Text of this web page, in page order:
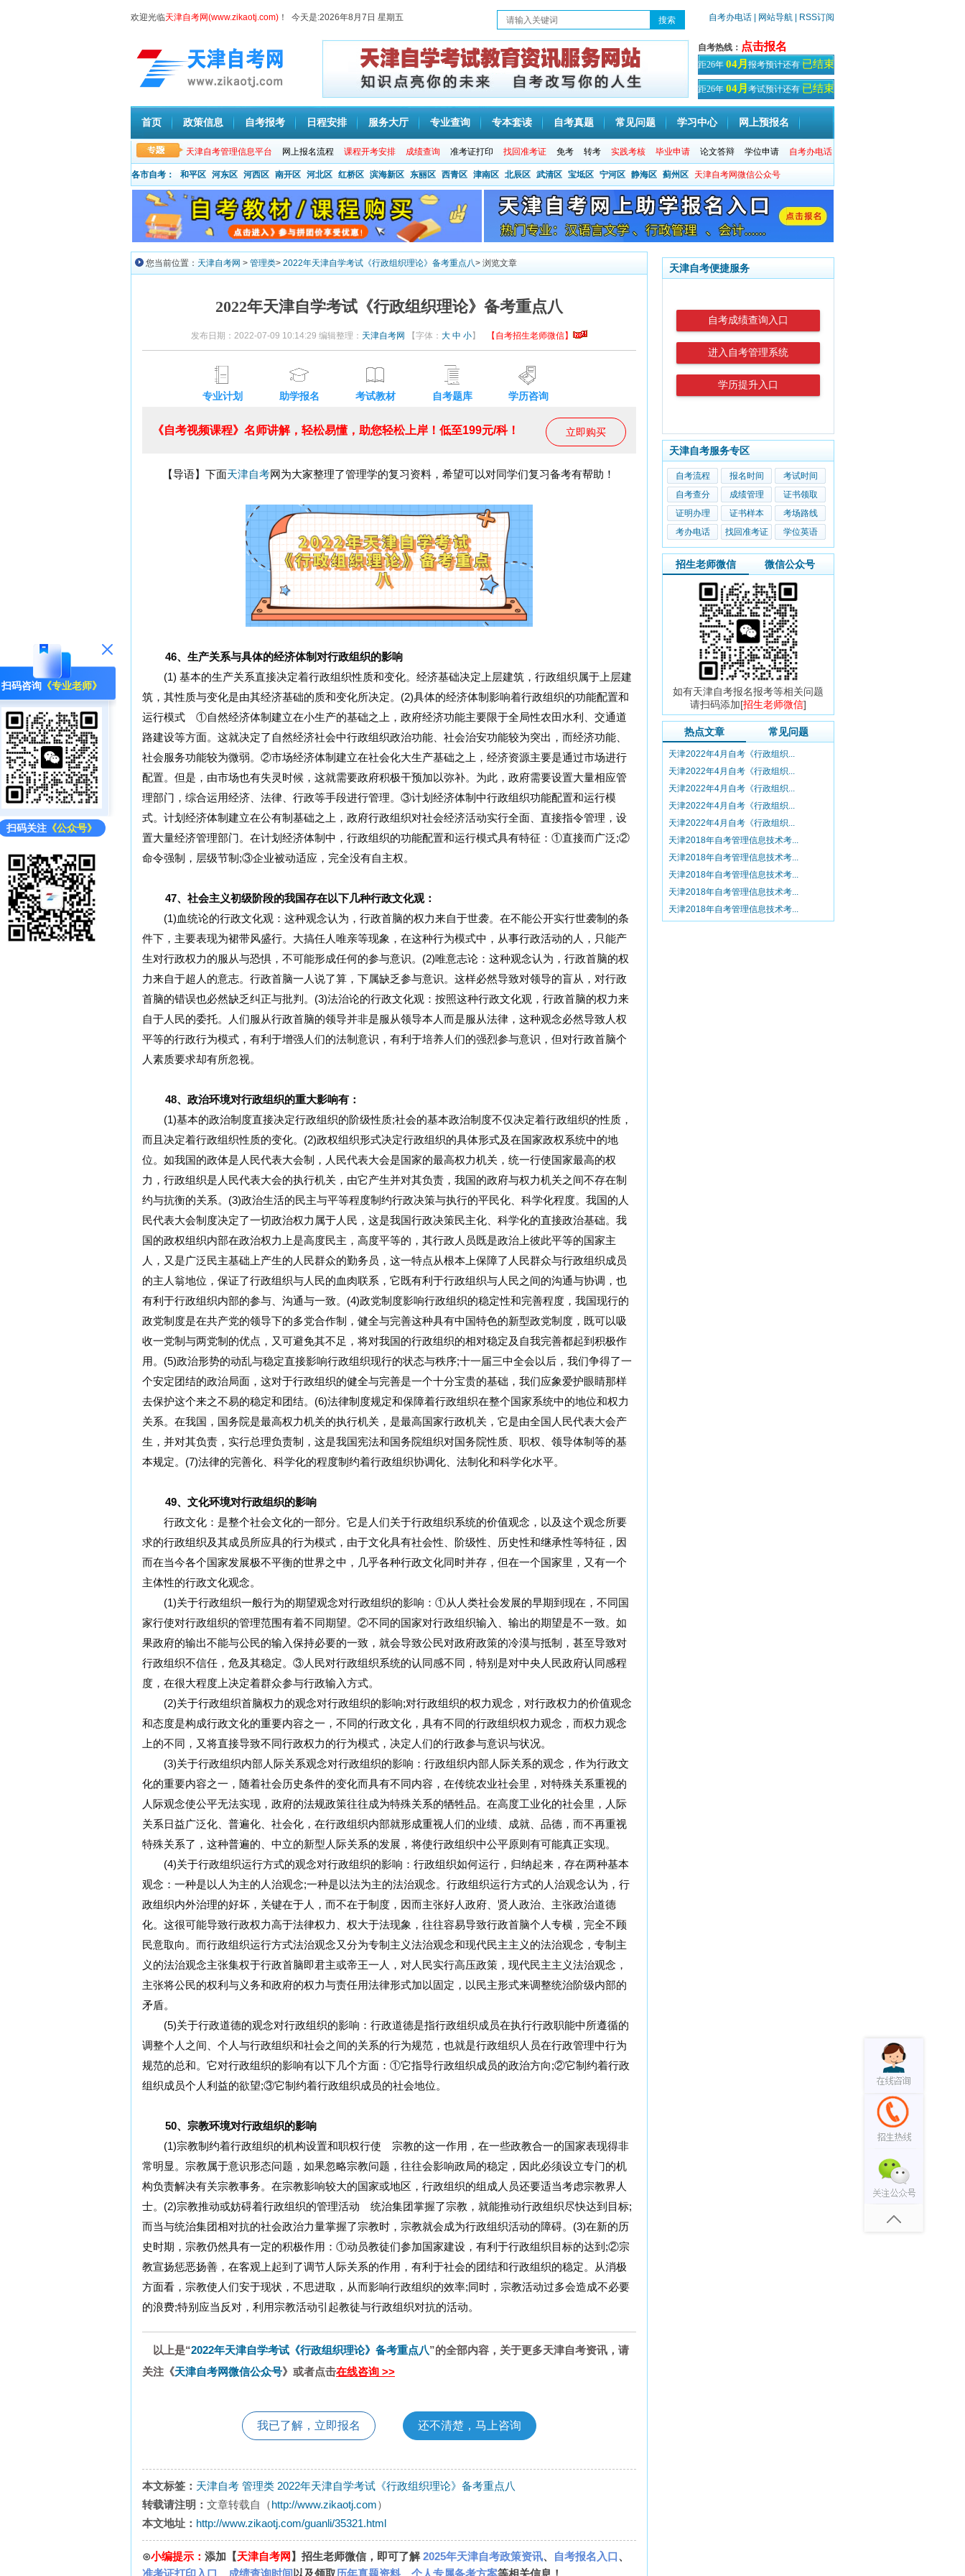
扫码咨询 《专业老师》
扫码关注 《公众号》
欢迎光临天津自考网(www.zikaotj.com) ！ 今天是:2026年8月7日 星期五 自考办电话 | 网站导航 | RSS订阅
自考热线： 点击报名
距26年 04月 报考预计还有 已结束
天！
距26年 04月 考试预计还有 已结束
天
首页 政策信息 自考报考 日程安排 服务大厅 专业查询 专本套读 自考真题 常见问题 学习中心 网上预报名
天津自考管理信息平台 网上报名流程 课程开考安排 成绩查询 准考证打印 找回准考证 免考 转考 实践考核 毕业申请 论文答辩 学位申请 自考办电话
各市自考： 和平区 河东区 河西区 南开区 河北区 红桥区 滨海新区 东丽区 西青区 津南区 北辰区 武清区 宝坻区 宁河区 静海区 蓟州区 天津自考网微信公众号
您当前位置： 天津自考网 > 管理类> 2022年天津自学考试《行政组织理论》备考重点八> 浏览文章
2022年天津自学考试《行政组织理论》备考重点八
发布日期：2022-07-09 10:14:29 编辑整理： 天津自考网 【字体： 大 中 小】 【自考招生老师微信】
专业计划 助学报名 考试教材 自考题库 学历咨询
立即购买
《自考视频课程》名师讲解，轻松易懂，助您轻松上岸！低至199元/科！
【导语】下面天津自考网为大家整理了管理学的复习资料，希望可以对同学们复习备考有帮助！
46、生产关系与具体的经济体制对行政组织的影响
(1) 基本的生产关系直接决定着行政组织性质和变化。经济基础决定上层建筑，行政组织属于上层建
筑，其性质与变化是由其经济基础的质和变化所决定。(2)具体的经济体制影响着行政组织的功能配置和
运行模式 ①自然经济体制建立在小生产的基础之上，政府经济功能主要限于全局性农田水利、交通道
路建设等方面。这就决定了自然经济社会中行政组织政治功能、社会治安功能较为突出，而经济功能、
社会服务功能较为微弱。②市场经济体制建立在社会化大生产基础之上，经济资源主要是通过市场进行
配置。但是，由市场也有失灵时候，这就需要政府积极干预加以弥补。为此，政府需要设置大量相应管
理部门，综合运用经济、法律、行政等手段进行管理。③计划经济体制中行政组织功能配置和运行模
式。计划经济体制建立在公有制基础之上，政府行政组织对社会经济活动实行全面、直接指令管理，设
置大量经济管理部门。在计划经济体制中，行政组织的功能配置和运行模式具有特征：①直接而广泛;②
命令强制，层级节制;③企业被动适应，完全没有自主权。
47、社会主义初级阶段的我国存在以下几种行政文化观：
(1)血统论的行政文化观：这种观念认为，行政首脑的权力来自于世袭。在不能公开实行世袭制的条
件下，主要表现为裙带风盛行。大搞任人唯亲等现象，在这种行为模式中，从事行政活动的人，只能产
生对行政权力的服从与恐惧，不可能形成任何的参与意识。(2)唯意志论：这种观念认为，行政首脑的权
力来自于超人的意志。行政首脑一人说了算，下属缺乏参与意识。这样必然导致对领导的盲从，对行政
首脑的错误也必然缺乏纠正与批判。(3)法治论的行政文化观：按照这种行政文化观，行政首脑的权力来
自于人民的委托。人们服从行政首脑的领导并非是服从领导本人而是服从法律，这种观念必然导致人权
平等的行政行为模式，有利于增强人们的法制意识，有利于培养人们的强烈参与意识，但对行政首脑个
人素质要求却有所忽视。
48、政治环境对行政组织的重大影响有：
(1)基本的政治制度直接决定行政组织的阶级性质;社会的基本政治制度不仅决定着行政组织的性质，
而且决定着行政组织性质的变化。(2)政权组织形式决定行政组织的具体形式及在国家政权系统中的地
位。如我国的政体是人民代表大会制，人民代表大会是国家的最高权力机关，统一行使国家最高的权
力，行政组织是人民代表大会的执行机关，由它产生并对其负责，我国的政府与权力机关之间不存在制
约与抗衡的关系。(3)政治生活的民主与平等程度制约行政决策与执行的平民化、科学化程度。我国的人
民代表大会制度决定了一切政治权力属于人民，这是我国行政决策民主化、科学化的直接政治基础。我
国的政权组织内部在政治权力上是高度民主，高度平等的，其行政人员既是政治上彼此平等的国家主
人，又是广泛民主基础上产生的人民群众的勤务员，这一特点从根本上保障了人民群众与行政组织成员
的主人翁地位，保证了行政组织与人民的血肉联系，它既有利于行政组织与人民之间的沟通与协调，也
有利于行政组织内部的参与、沟通与一致。(4)政党制度影响行政组织的稳定性和完善程度，我国现行的
政党制度是在共产党的领导下的多党合作制，健全与完善这种具有中国特色的新型政党制度，既可以吸
收一党制与两党制的优点，又可避免其不足，将对我国的行政组织的相对稳定及自我完善都起到积极作
用。(5)政治形势的动乱与稳定直接影响行政组织现行的状态与秩序;十一届三中全会以后，我们争得了一
个安定团结的政治局面，这对于行政组织的健全与完善是一个十分宝贵的基础，我们应象爱护眼睛那样
去保护这个来之不易的稳定和团结。(6)法律制度规定和保障着行政组织在整个国家系统中的地位和权力
关系。在我国，国务院是最高权力机关的执行机关，是最高国家行政机关，它是由全国人民代表大会产
生，并对其负责，实行总理负责制，这是我国宪法和国务院组织对国务院性质、职权、领导体制等的基
本规定。(7)法律的完善化、科学化的程度制约着行政组织协调化、法制化和科学化水平。
49、文化环境对行政组织的影响
行政文化：是整个社会文化的一部分。它是人们关于行政组织系统的价值观念，以及这个观念所要
求的行政组织及其成员所应具的行为模式，由于文化具有社会性、阶级性、历史性和继承性等特征，因
而在当今各个国家发展极不平衡的世界之中，几乎各种行政文化同时并存，但在一个国家里，又有一个
主体性的行政文化观念。
(1)关于行政组织一般行为的期望观念对行政组织的影响：①从人类社会发展的早期到现在，不同国
家行使对行政组织的管理范围有着不同期望。②不同的国家对行政组织输入、输出的期望是不一致。如
果政府的输出不能与公民的输入保持必要的一致，就会导致公民对政府政策的冷漠与抵制，甚至导致对
行政组织不信任，危及其稳定。③人民对行政组织系统的认同感不同，特别是对中央人民政府认同感程
度，在很大程度上决定着群众参与行政输入方式。
(2)关于行政组织首脑权力的观念对行政组织的影响;对行政组织的权力观念，对行政权力的价值观念
和态度是构成行政文化的重要内容之一，不同的行政文化，具有不同的行政组织权力观念，而权力观念
上的不同，又将直接导致不同行政权力的行为模式，决定人们的行政参与意识与状况。
(3)关于行政组织内部人际关系观念对行政组织的影响：行政组织内部人际关系的观念，作为行政文
化的重要内容之一，随着社会历史条件的变化而具有不同内容，在传统农业社会里，对特殊关系重视的
人际观念使公平无法实现，政府的法规政策往往成为特殊关系的牺牲品。在高度工业化的社会里，人际
关系日益广泛化、普遍化、社会化，在行政组织内部就形成重视人们的业绩、成就、品德，而不再重视
特殊关系了，这种普遍的、中立的新型人际关系的发展，将使行政组织中公平原则有可能真正实现。
(4)关于行政组织运行方式的观念对行政组织的影响：行政组织如何运行，归纳起来，存在两种基本
观念：一种是以人为主的人治观念;一种是以法为主的法治观念。行政组织运行方式的人治观念认为，行
政组织内外治理的好坏，关键在于人，而不在于制度，因而主张好人政府、贤人政治、主张政治道德
化。这很可能导致行政权力高于法律权力、权大于法现象，往往容易导致行政首脑个人专横，完全不顾
民意取向。而行政组织运行方式法治观念又分为专制主义法治观念和现代民主主义的法治观念，专制主
义的法治观念主张集权于行政首脑即君主或帝王一人，对人民实行高压政策，现代民主主义法治观念，
主张将公民的权利与义务和政府的权力与责任用法律形式加以固定，以民主形式来调整统治阶级内部的
矛盾。
(5)关于行政道德的观念对行政组织的影响：行政道德是指行政组织成员在执行行政职能中所遵循的
调整个人之间、个人与行政组织和社会之间的关系的行为规范，也就是行政组织人员在行政管理中行为
规范的总和。它对行政组织的影响有以下几个方面：①它指导行政组织成员的政治方向;②它制约着行政
组织成员个人利益的欲望;③它制约着行政组织成员的社会地位。
50、宗教环境对行政组织的影响
(1)宗教制约着行政组织的机构设置和职权行使 宗教的这一作用，在一些政教合一的国家表现得非
常明显。宗教属于意识形态问题，如果忽略宗教问题，往往会影响政局的稳定，因此必须设立专门的机
构负责解决有关宗教事务。在宗教影响较大的国家或地区，行政组织的组成人员还要适当考虑宗教界人
士。(2)宗教推动或妨碍着行政组织的管理活动 统治集团掌握了宗教，就能推动行政组织尽快达到目标;
而当与统治集团相对抗的社会政治力量掌握了宗教时，宗教就会成为行政组织活动的障碍。(3)在新的历
史时期，宗教仍然具有一定的积极作用：①动员教徒们参加国家建设，有利于行政组织目标的达到;②宗
教宣扬惩恶扬善，在客观上起到了调节人际关系的作用，有利于社会的团结和行政组织的稳定。从消极
方面看，宗教使人们安于现状，不思进取，从而影响行政组织的效率;同时，宗教活动过多会造成不必要
的浪费;特别应当反对，利用宗教活动引起教徒与行政组织对抗的活动。
以上是“2022年天津自学考试《行政组织理论》备考重点八”的全部内容，关于更多天津自考资讯，请
关注《天津自考网微信公众号》或者点击在线咨询 >>
我已了解，立即报名 还不清楚，马上咨询
本文标签： 天津自考 管理类 2022年天津自学考试《行政组织理论》备考重点八
转载请注明： 文章转载自（http://www.zikaotj.com）
本文地址： http://www.zikaotj.com/guanli/35321.html
⊙小编提示： 添加【天津自考网 】招生老师微信，即可了解2025年天津自考政策资讯、 自考报名入口、
天津自考便捷服务
自考成绩查询入口
进入自考管理系统
学历提升入口
天津自考服务专区
自考流程 报名时间
考试时间
自考查分
成绩管理
证书领取
证明办理
证书样本
考场路线
考办电话
找回准考证 学位英语
招生老师微信 微信公众号
如有天津自考报名报考等相关问题
请扫码添加[招生老师微信]
热点文章 常见问题
天津2022年4月自考《行政组织...
天津2022年4月自考《行政组织...
天津2022年4月自考《行政组织...
天津2022年4月自考《行政组织...
天津2022年4月自考《行政组织...
天津2018年自考管理信息技术考...
天津2018年自考管理信息技术考...
天津2018年自考管理信息技术考...
天津2018年自考管理信息技术考...
天津2018年自考管理信息技术考...